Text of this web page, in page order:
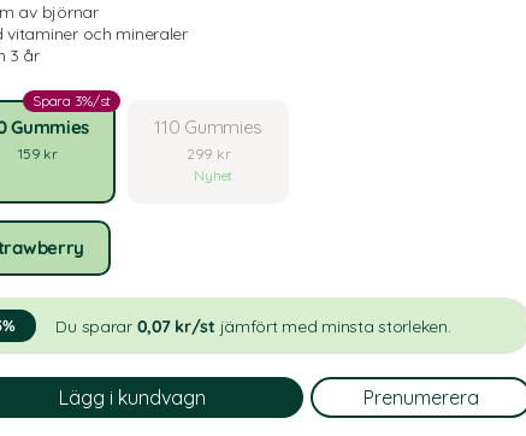
av björnar
vitaminer och mineraler
3 år
Gummies
159 kr
Spara 3%/st
110 Gummies
299 kr
Nyhet
Du sparar 0,07 kr/st jämfört med minsta storleken.